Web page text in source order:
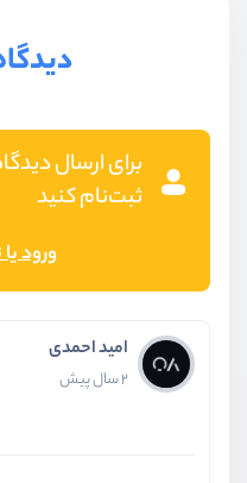
برای ارسال
ثبت‌نام کنید
ورود
امید احمدی
2 سال پیش